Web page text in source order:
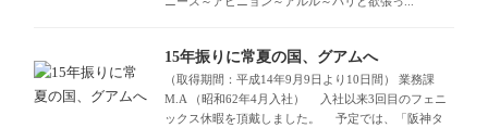
15年振りに常夏の国、グアムへ
（取得期間：平成14年9月9日より10日間） 業務課
M.A （昭和62年4月入社） 入社以来3回目のフェニ
ックス休暇を頂戴しました。 予定では、「阪神タ